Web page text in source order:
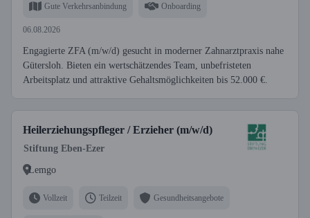
Gute Verkehrsanbindung Onboarding
06.08.2026
Engagierte ZFA (m/w/d) gesucht in moderner Zahnarztpraxis nahe
Gütersloh. Bieten ein wertschätzendes Team, unbefristeten
Arbeitsplatz und attraktive Gehaltsmöglichkeiten bis 52.000 €.
Heilerziehungspfleger / Erzieher (m/w/d)
Stiftung Eben-Ezer
Lemgo
Vollzeit Teilzeit Gesundheitsangebote